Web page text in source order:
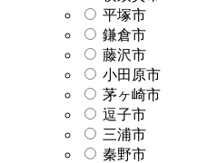
平塚市
鎌倉市
藤沢市
小田原市
茅ヶ崎市
逗子市
三浦市
秦野市